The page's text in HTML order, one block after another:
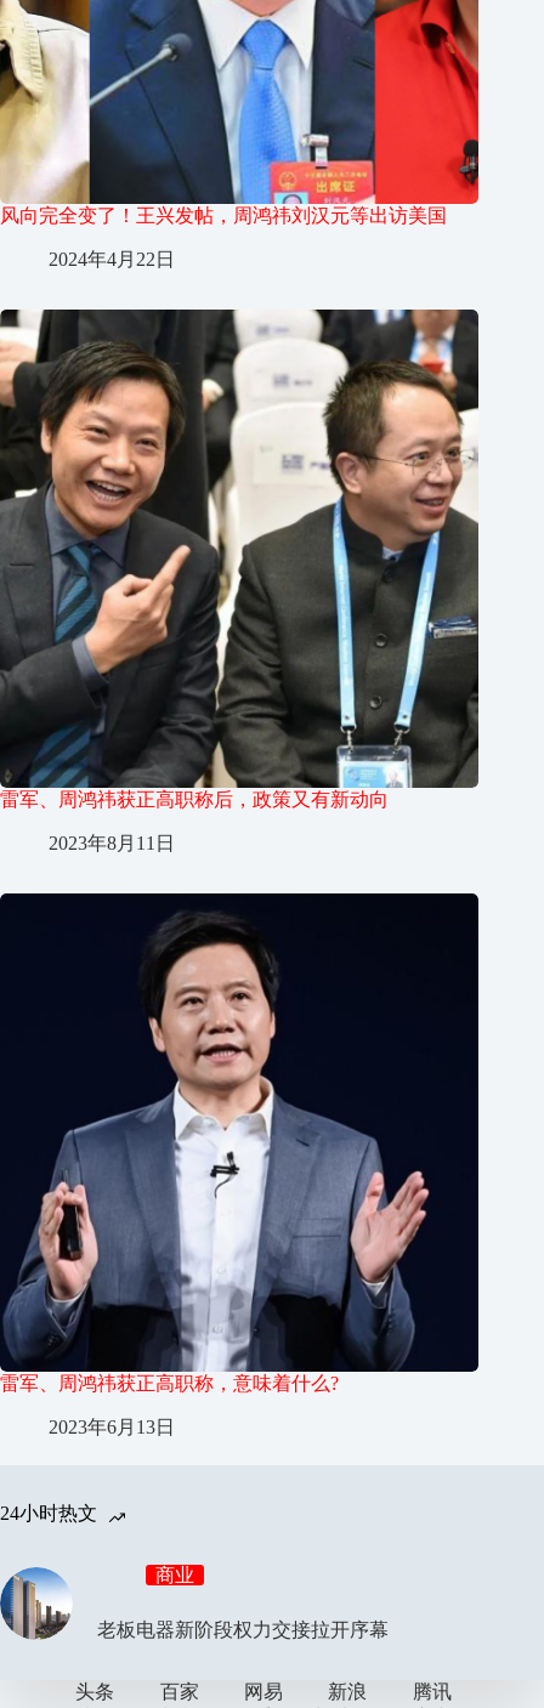
风向完全变了！王兴发帖，周鸿祎刘汉元等出访美国
2024年4月22日
雷军、周鸿祎获正高职称后，政策又有新动向
2023年8月11日
雷军、周鸿祎获正高职称，意味着什么?
2023年6月13日
24小时热文
商业
老板电器新阶段权力交接拉开序幕
头条 百家 网易 新浪
腾讯